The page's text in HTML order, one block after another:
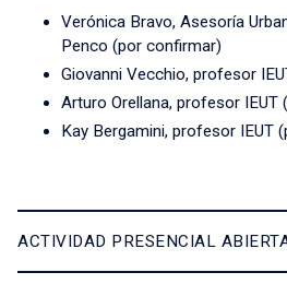
Verónica Bravo, Asesoría
Penco (por confirmar)
Giovanni Vecchio, profesor
Arturo Orellana, profesor IEUT
Kay Bergamini, profesor IEUT
ACTIVIDAD PRESENCIAL